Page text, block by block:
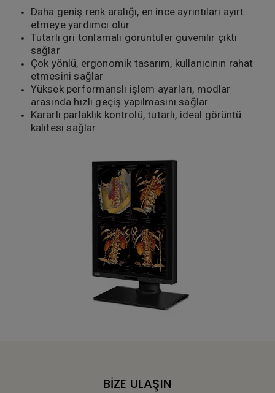
Daha geniş renk aralığı, en ince ayrıntıları ayırt
etmeye yardımcı olur
Tutarlı gri tonlamalı görüntüler güvenilir çıktı
sağlar
Çok yönlü, ergonomik tasarım, kullanıcının rahat
etmesini sağlar
Yüksek performanslı işlem ayarları, modlar
arasında hızlı geçiş yapılmasını sağlar
Kararlı parlaklık kontrolü, tutarlı, ideal görüntü
kalitesi sağlar
BİZE ULAŞIN